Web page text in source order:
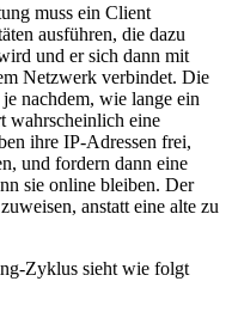
muss ein Client
ausführen, die dazu
und er sich dann mit
Netzwerk verbindet. Die
nachdem, wie lange ein
wahrscheinlich eine
ihre IP-Adressen frei,
und fordern dann eine
sie online bleiben. Der
anstatt eine alte zu
Zyklus sieht wie folgt